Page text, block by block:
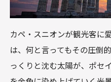
カペ・スニオンが観光客に
は、何と言ってもその圧倒
っくりと沈む太陽が、ポセ